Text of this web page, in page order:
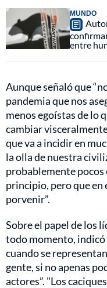
MUNDO
entre
Aunque señaló que
pandemia que nos
menos egoístas de lo
cambiar
que va a incidir en
la olla de nuestra
probablemente pocos
principio, pero que en
porvenir”.
Sobre el papel de los
todo momento,
cuando se
gente, si no apenas
actores”. "Los